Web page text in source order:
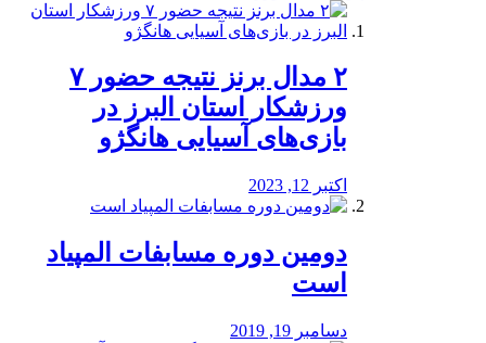
۲ مدال برنز نتیجه حضور ۷
ورزشکار استان البرز در
بازی‌های آسیایی هانگژو
اکتبر 12, 2023
دومین دوره مسابفات المپیاد
است
دسامبر 19, 2019